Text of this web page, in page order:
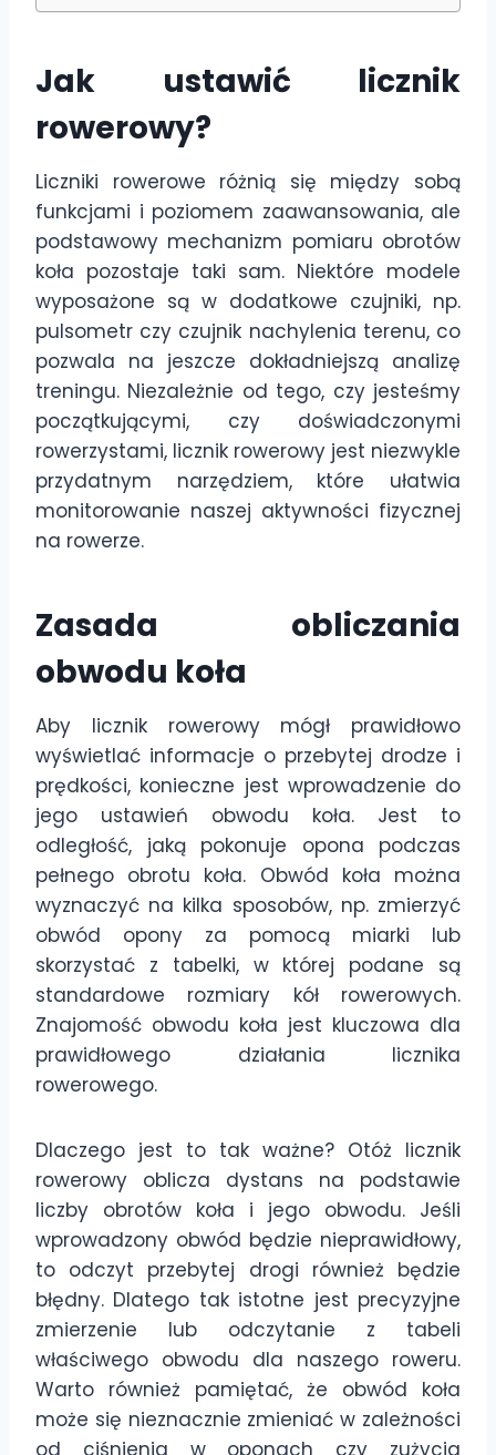
Jak ustawić licznik
rowerowy?
Liczniki rowerowe różnią się między sobą
funkcjami i poziomem zaawansowania, ale
podstawowy mechanizm pomiaru obrotów
koła pozostaje taki sam. Niektóre modele
wyposażone są w dodatkowe czujniki, np.
pulsometr czy czujnik nachylenia terenu, co
pozwala na jeszcze dokładniejszą analizę
treningu. Niezależnie od tego, czy jesteśmy
początkującymi, czy doświadczonymi
rowerzystami, licznik rowerowy jest niezwykle
przydatnym narzędziem, które ułatwia
monitorowanie naszej aktywności fizycznej
na rowerze.
Zasada obliczania
obwodu koła
Aby licznik rowerowy mógł prawidłowo
wyświetlać informacje o przebytej drodze i
prędkości, konieczne jest wprowadzenie do
jego ustawień obwodu koła. Jest to
odległość, jaką pokonuje opona podczas
pełnego obrotu koła. Obwód koła można
wyznaczyć na kilka sposobów, np. zmierzyć
obwód opony za pomocą miarki lub
skorzystać z tabelki, w której podane są
standardowe rozmiary kół rowerowych.
Znajomość obwodu koła jest kluczowa dla
prawidłowego działania licznika
rowerowego.
Dlaczego jest to tak ważne? Otóż licznik
rowerowy oblicza dystans na podstawie
liczby obrotów koła i jego obwodu. Jeśli
wprowadzony obwód będzie nieprawidłowy,
to odczyt przebytej drogi również będzie
błędny. Dlatego tak istotne jest precyzyjne
zmierzenie lub odczytanie z tabeli
właściwego obwodu dla naszego roweru.
Warto również pamiętać, że obwód koła
może się nieznacznie zmieniać w zależności
od ciśnienia w oponach czy zużycia